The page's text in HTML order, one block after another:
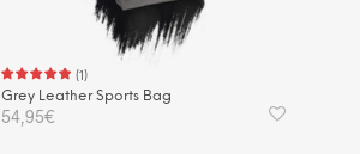
(1)
Grey Leather Sports Bag
54,95€